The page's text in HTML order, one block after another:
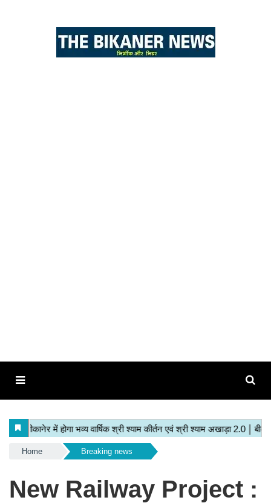
Home Breaking news
New Railway Project :